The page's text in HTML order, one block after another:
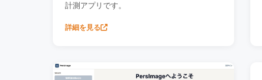
計測アプリです。
詳細を見る